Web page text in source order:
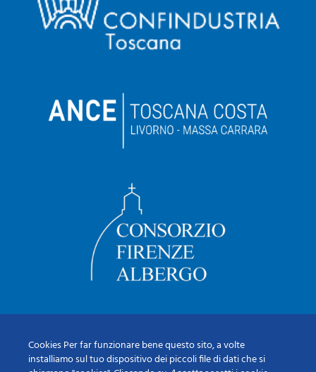
Cookies Per far funzionare bene questo sito, a volte
installiamo sul tuo dispositivo dei piccoli file di dati che si